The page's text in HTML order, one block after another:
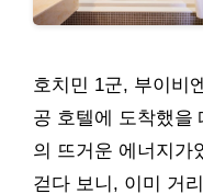
호치민 1군, 부이비
공 호텔에 도착했을
의 뜨거운 에너지가
걷다 보니, 이미 거